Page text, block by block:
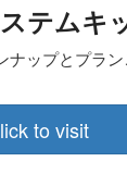
テムキ
ップとプラ
to visit